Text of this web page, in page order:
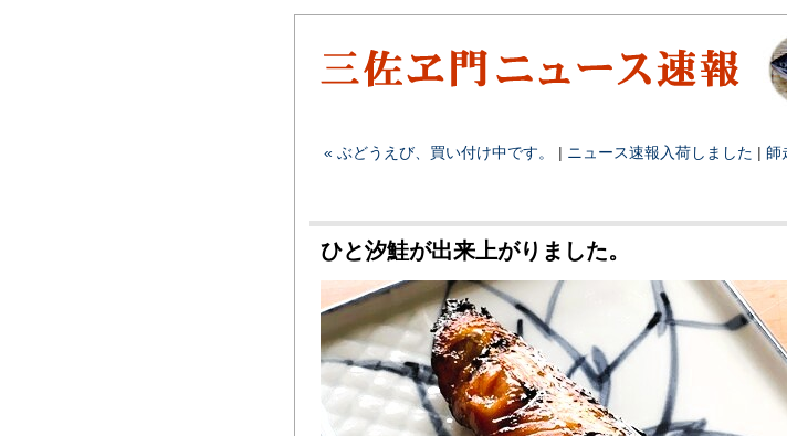
« ぶどうえび、買い付け中です。 | ニュース速報 入荷しました | 師
ひと汐鮭が出来上がりました。